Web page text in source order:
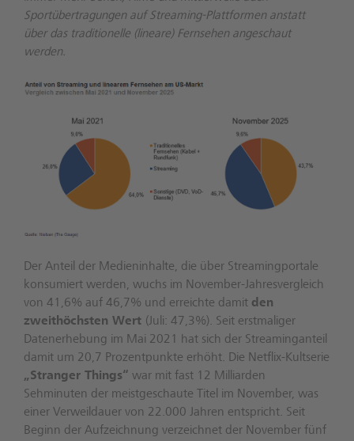
Sportübertragungen auf Streaming-Plattformen anstatt
über das traditionelle (lineare) Fernsehen angeschaut
werden.
Der Anteil der Medieninhalte, die über Streamingportale
konsumiert werden, wuchs im November-Jahresvergleich
von 41,6% auf 46,7% und erreichte damit den
zweithöchsten Wert (Juli: 47,3%). Seit erstmaliger
Datenerhebung im Mai 2021 hat sich der Streaminganteil
damit um 20,7 Prozentpunkte erhöht. Die Netflix-Kultserie
„Stranger Things“ war mit fast 12 Milliarden
Sehminuten der meistgeschaute Titel im November, was
einer Verweildauer von 22.000 Jahren entspricht. Seit
Beginn der Aufzeichnung verzeichnet der November fünf